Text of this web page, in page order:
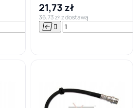


21,73 zł
36,73 zł z dostawą
 